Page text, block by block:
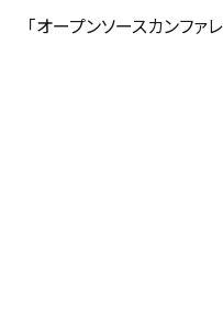
「オープンソースカンフ